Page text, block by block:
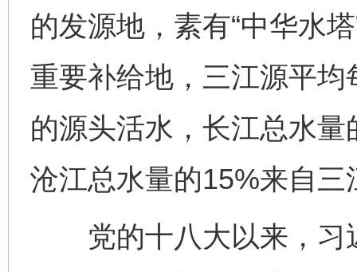
的发源地，素有“中华水
重要补给地，三江源平
的源头活水，长江总水
沧江总水量的15%来自三
党的十八大以来，习